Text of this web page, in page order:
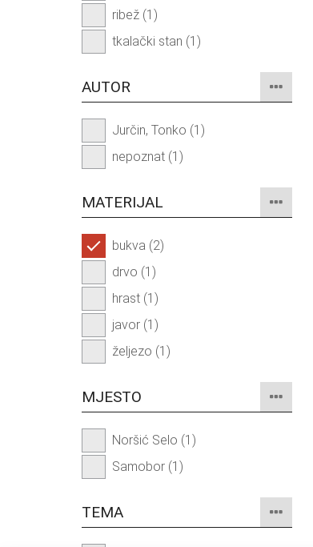
ribež (1)
tkalački stan (1)
AUTOR
Jurčin, Tonko (1)
nepoznat (1)
MATERIJAL
bukva (2)
drvo (1)
hrast (1)
javor (1)
željezo (1)
MJESTO
Noršić Selo (1)
Samobor (1)
TEMA